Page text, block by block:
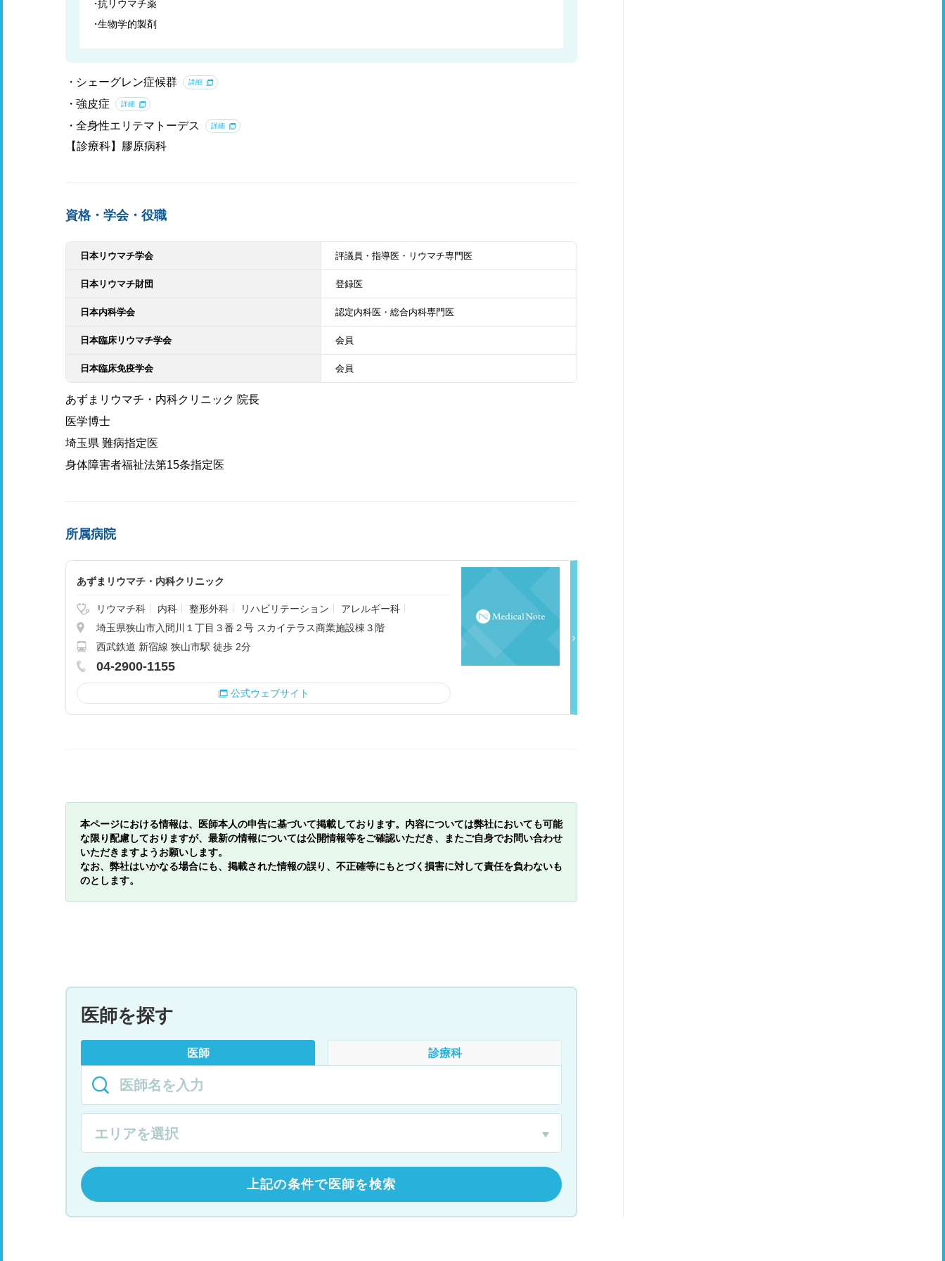
抗リウマチ薬
生物学的製剤
シェーグレン症候群 詳細
強皮症 詳細
全身性エリテマトーデス 詳細
【診療科】膠原病科
資格・学会・役職
日本リウマチ学会 評議員・指導医・リウマチ専門医
日本リウマチ財団 登録医
日本内科学会 認定内科医・総合内科専門医
日本臨床リウマチ学会 会員
日本臨床免疫学会 会員
あずまリウマチ・内科クリニック 院長
医学博士
埼玉県 難病指定医
身体障害者福祉法第15条指定医
所属病院
あずまリウマチ・内科クリニック
リウマチ科 内科 整形外科 リハビリテーション
アレルギー科
埼玉県狭山市入間川１丁目３番２号 スカイテラス商業施設棟３階
西武鉄道 新宿線 狭山市駅 徒歩 2分
04-2900-1155
公式ウェブサイト
本ページにおける情報は、医師本人の申告に基づいて掲載しております。内容については弊社においても可能
な限り配慮しておりますが、最新の情報については公開情報等をご確認いただき、またご自身でお問い合わせ
いただきますようお願いします。
なお、弊社はいかなる場合にも、掲載された情報の誤り、不正確等にもとづく損害に対して責任を負わないも
のとします。
医師を探す
医師 診療科
上記の条件で医師を検索